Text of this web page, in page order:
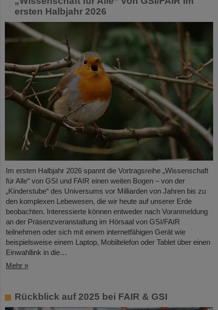
ersten Halbjahr 2026
Im ersten Halbjahr 2026 spannt die Vortragsreihe „Wissenschaft
für Alle“ von GSI und FAIR einen weiten Bogen – von der
„Kinderstube“ des Universums vor Milliarden von Jahren bis zu
den komplexen Lebewesen, die wir heute auf unserer Erde
beobachten. Interessierte können entweder nach Voranmeldung
an der Präsenzveranstaltung im Hörsaal von GSI/FAIR
teilnehmen oder sich mit einem internetfähigen Gerät wie
beispielsweise einem Laptop, Mobiltelefon oder Tablet über einen
Einwahllink in die…
Mehr »
Rückblick auf 2025 bei FAIR & GSI